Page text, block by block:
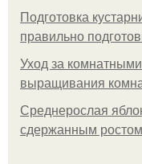
Подготовка
правильно
Уход за
выращивания
Среднерослая
сдержанным ростом